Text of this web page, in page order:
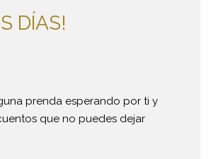
DÍAS!
prenda esperando por ti y
que no puedes dejar